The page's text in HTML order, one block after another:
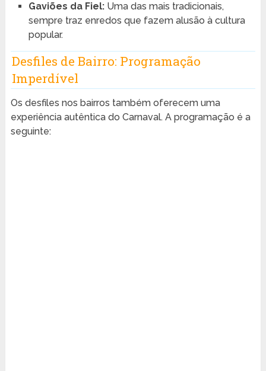
Gaviões da Fiel:Uma das mais tradicionais,
sempre traz enredos que fazem alusão à cultura
popular.
Desfiles de Bairro: Programação
Imperdível
Os desfiles nos bairros também oferecem uma
experiência autêntica do Carnaval. A programação é a
seguinte: